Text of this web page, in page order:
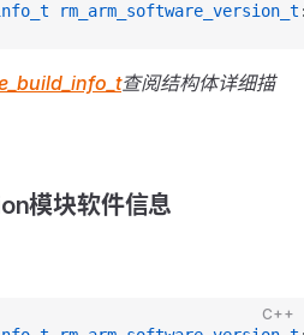
rm_arm_software_version_t
查阅结构体详细描
模块软件信息
C++